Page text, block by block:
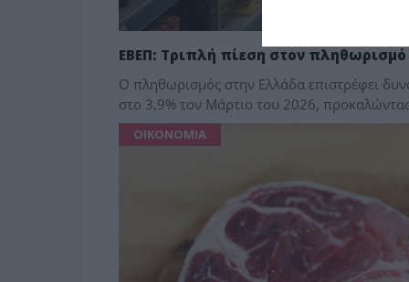
ΕΒΕΠ: Τριπλή πίεση στον πληθωρισμό
Ο πληθωρισμός στην Ελλάδα επιστρέφει
στο 3,9% τον Μάρτιο του 2026,
ΟΙΚΟΝΟΜΙΑ